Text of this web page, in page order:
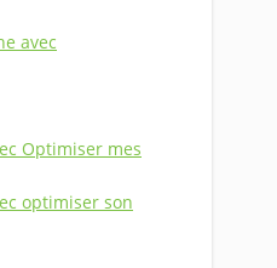
avec
Optimiser mes
optimiser son